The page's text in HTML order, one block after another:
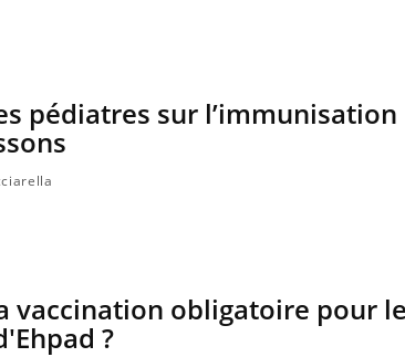
pédiatres sur l’immunisation
vaccination obligatoire pour
?